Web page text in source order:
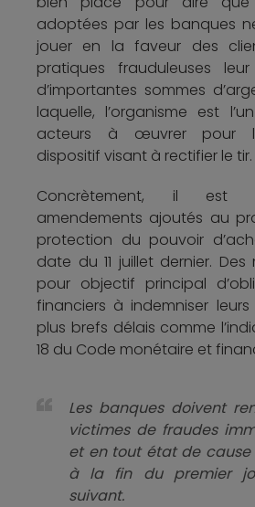
adoptées par les banques
jouer en la faveur des
pratiques frauduleuses
d’importantes sommes
laquelle, l’organisme est
acteurs à œuvrer pour
dispositif visant à rectifier le tir.
Concrètement, il est
amendements ajoutés au
protection du pouvoir
date du 11 juillet dernier.
pour objectif principal
financiers à indemniser
plus brefs délais comme
18 du Code monétaire et
Les banques doivent
victimes de fraudes
et en tout état de
à la fin du premier
suivant.